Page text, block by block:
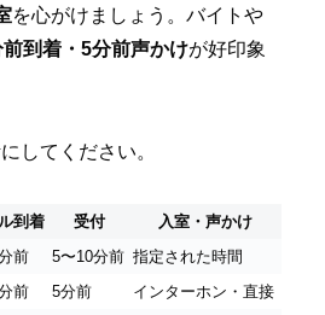
を心がけましょう。バイトや
前到着・5分前声かけが好印象
してください。
到着 受付
入室・声かけ
前 5〜10分前 指定された時間
前 5分前
インターホン・直接